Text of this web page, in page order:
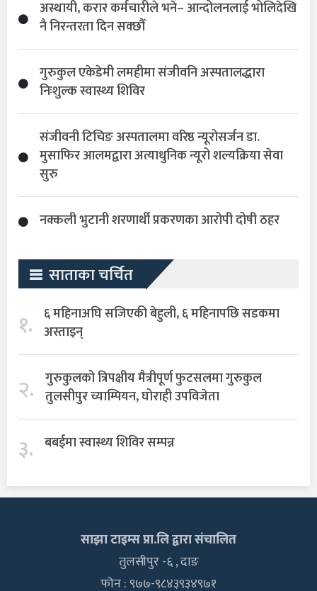
अस्थायी, करार कर्मचारीले भने– आन्दोलनलाई भोलिदेखि
नै निरन्तरता दिन सक्छौँ
गुरुकुल एकेडेमी लमहीमा संजीवनि अस्पतालद्धारा
निःशुल्क स्वास्थ्य शिविर
संजीवनी टिचिङ अस्पतालमा वरिष्ठ न्यूरोसर्जन डा.
मुसाफिर आलमद्वारा अत्याधुनिक न्यूरो शल्यक्रिया सेवा
सुरु
नक्कली भुटानी शरणार्थी प्रकरणका आरोपी दोषी ठहर
साताका चर्चित
१. ६ महिनाअघि सजिएकी बेहुली, ६ महिनापछि सडकमा
अस्ताइन्
२. गुरुकुलको त्रिपक्षीय मैत्रीपूर्ण फुटसलमा गुरुकुल
तुलसीपुर च्याम्पियन, घोराही उपविजेता
३. बबईमा स्वास्थ्य शिविर सम्पन्न
साझा टाइम्स प्रा.लि द्वारा संचालित
तुलसीपुर -६ , दाङ
फोन : ९७७-९८४३९३४९७१